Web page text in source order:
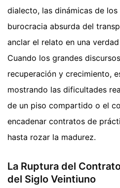
dialecto, las dinámicas de
burocracia absurda del
anclar el relato en una
Cuando los grandes
recuperación y crecimiento,
mostrando las dificultades
de un piso compartido o el
encadenar contratos de
hasta rozar la madurez.
La Ruptura del
del Siglo Veintiuno